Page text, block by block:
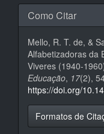
Como Citar
Mello, R. T. de, &
Alfabetizadoras da
Viveres (1940-
Educação, 17(2),
https://doi.org/
Formatos de